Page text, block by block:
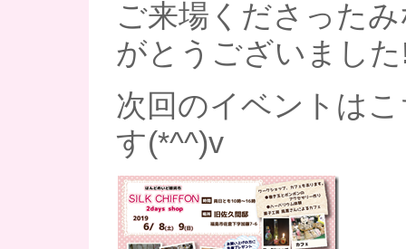
ご来場くださった
がとうございまし
次回のイベントは
す(*^^)v